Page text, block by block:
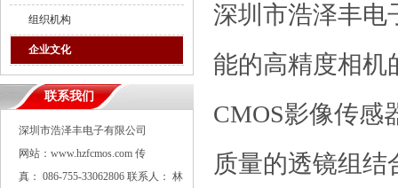
组织机构
企业文化
联系我们
深圳市浩泽丰电子有限公司
网站：www.hzfcmos.com 传
真： 086-755-33062806 联系人： 林
深圳市浩泽丰电
能的高精度相机
CMOS影像传感
质量的透镜组结